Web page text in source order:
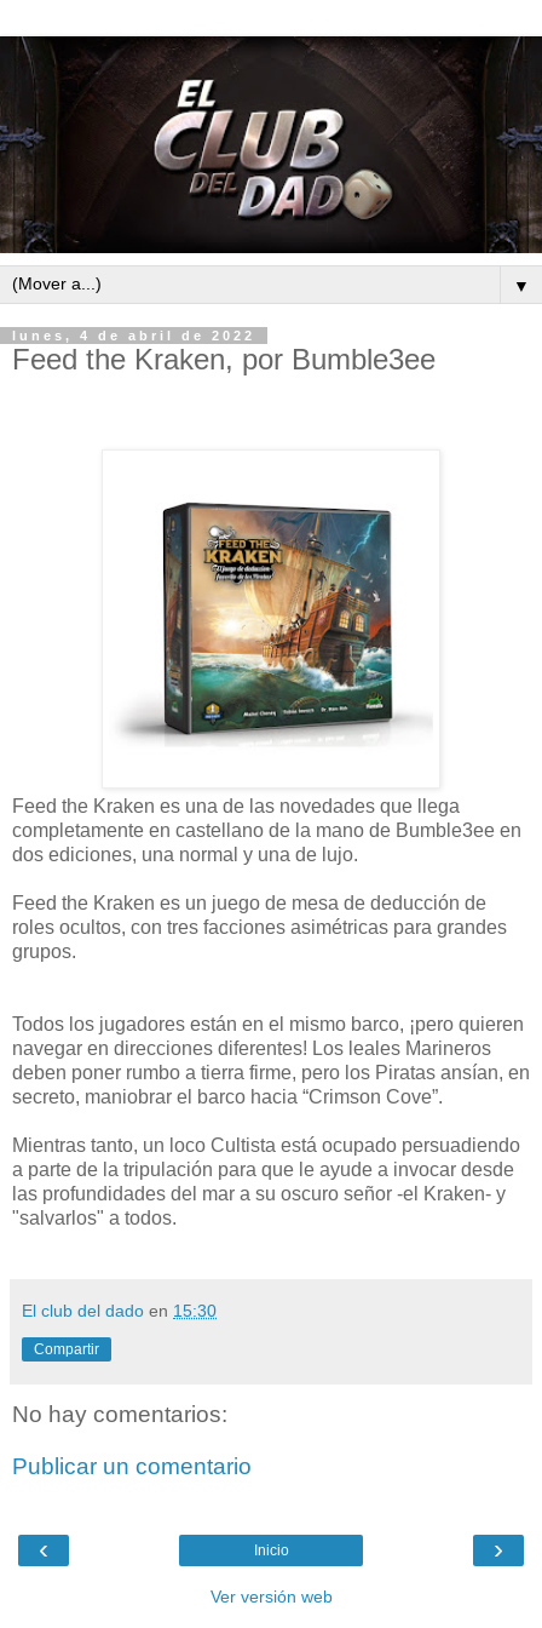
▼
lunes, 4 de abril de 2022
Feed the Kraken, por Bumble3ee
Feed the Kraken es una de las novedades que llega
completamente en castellano de la mano de Bumble3ee en
dos ediciones, una normal y una de lujo.
Feed the Kraken es un juego de mesa de deducción de
roles ocultos, con tres facciones asimétricas para grandes
grupos.
Todos los jugadores están en el mismo barco, ¡pero quieren
navegar en direcciones diferentes! Los leales Marineros
deben poner rumbo a tierra firme, pero los Piratas ansían, en
secreto, maniobrar el barco hacia “Crimson Cove”.
Mientras tanto, un loco Cultista está ocupado persuadiendo
a parte de la tripulación para que le ayude a invocar desde
las profundidades del mar a su oscuro señor -el Kraken- y
"salvarlos" a todos.
El club del dado en 15:30
Compartir
No hay comentarios:
Publicar un comentario
‹ ›
Inicio
Ver versión web